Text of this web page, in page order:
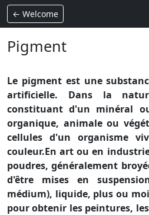
← Welcome
Pigment
Le pigment est une
artificielle. Dans la
constituant d'un minéral
organique, animale ou
cellules d'un organisme
couleur.En art ou en
poudres, généralement
d'être mises en
médium), liquide, plus ou
pour obtenir les peintures,